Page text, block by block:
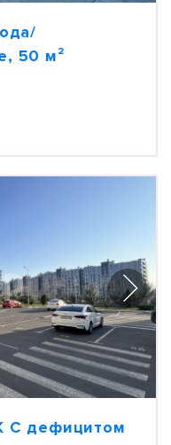
50 м²
С дефицитом